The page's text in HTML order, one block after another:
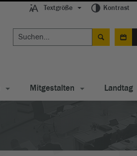
Textgröße Kontrast
Mitgestalten Landtag